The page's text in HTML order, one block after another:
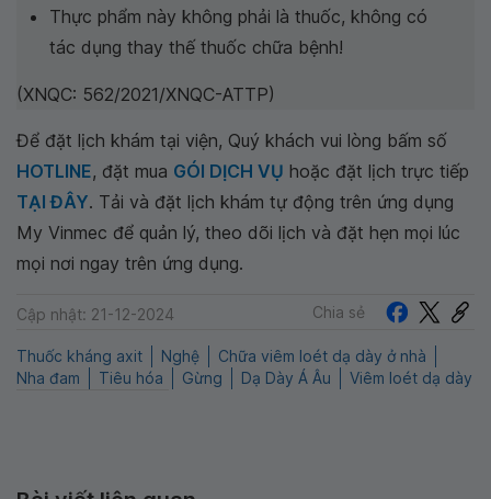
Thực phẩm này không phải là thuốc, không có
tác dụng thay thế thuốc chữa bệnh!
(XNQC: 562/2021/XNQC-ATTP)
Để đặt lịch khám tại viện, Quý khách vui lòng bấm số
HOTLINE, đặt mua GÓI DỊCH VỤ hoặc đặt lịch trực tiếp
TẠI ĐÂY. Tải và đặt lịch khám tự động trên ứng dụng
My Vinmec để quản lý, theo dõi lịch và đặt hẹn mọi lúc
mọi nơi ngay trên ứng dụng.
Cập nhật: 21-12-2024 Chia sẻ
Thuốc kháng axit Nghệ
Chữa viêm loét dạ dày ở nhà
Nha đam
Tiêu hóa Gừng Dạ Dày Á Âu Viêm loét dạ dày